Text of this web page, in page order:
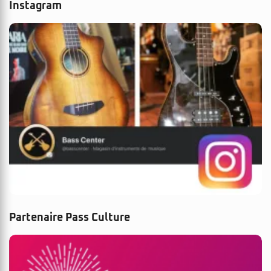
Instagram
Partenaire Pass Culture